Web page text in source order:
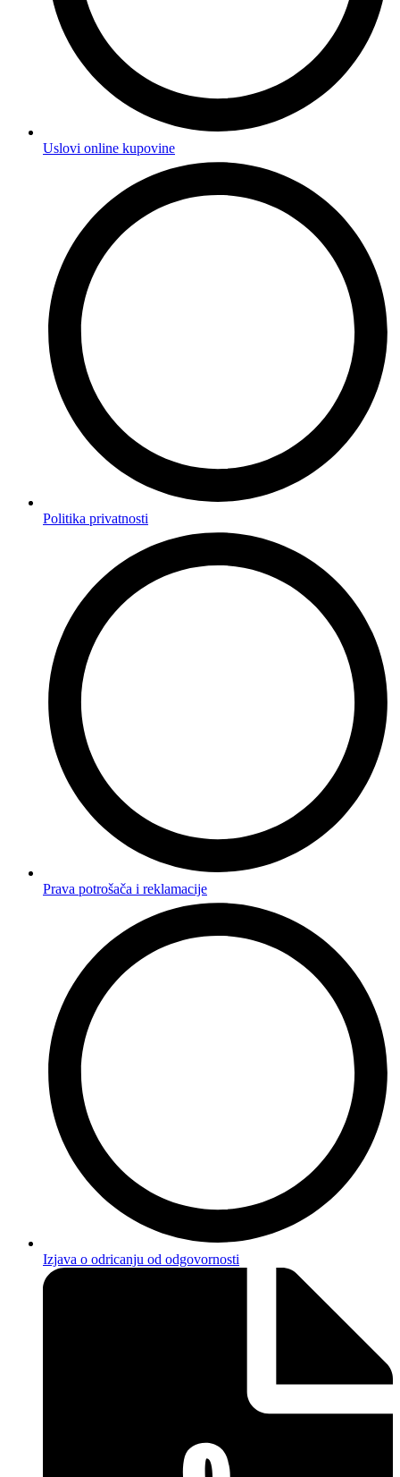
Uslovi online kupovine
Politika privatnosti
Prava potrošača i reklamacije
Izjava o odricanju od odgovornosti